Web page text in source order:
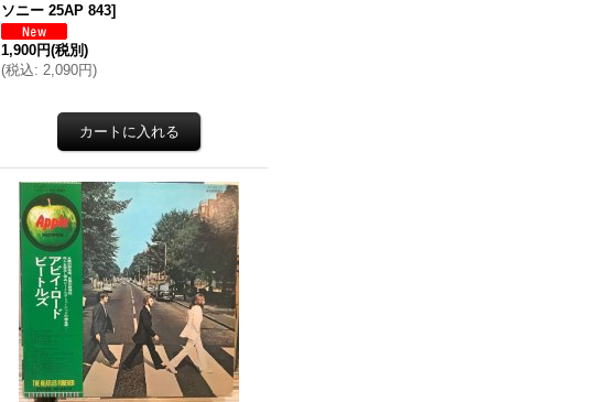
ソニー 25AP 843]
1,900円(税別)
(税込: 2,090円)